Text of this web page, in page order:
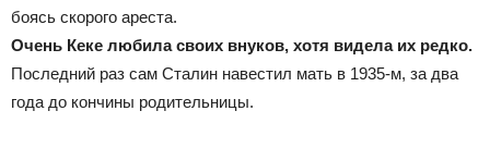
боясь скорого ареста.
Очень Кеке любила своих внуков, хотя видела их редко.
Последний раз сам Сталин навестил мать в 1935-м, за два
года до кончины родительницы.